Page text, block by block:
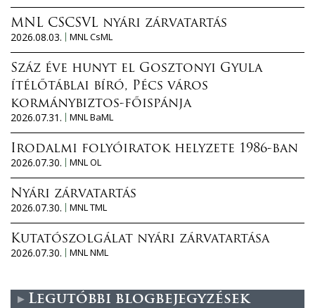
MNL CSCSVL nyári zárvatartás
2026.08.03.
MNL CsML
Száz éve hunyt el Gosztonyi Gyula
ítélőtáblai bíró, Pécs város
kormánybiztos-főispánja
2026.07.31.
MNL BaML
Irodalmi folyóiratok helyzete 1986-ban
2026.07.30.
MNL OL
Nyári zárvatartás
2026.07.30.
MNL TML
Kutatószolgálat nyári zárvatartása
2026.07.30.
MNL NML
Legutóbbi blogbejegyzések